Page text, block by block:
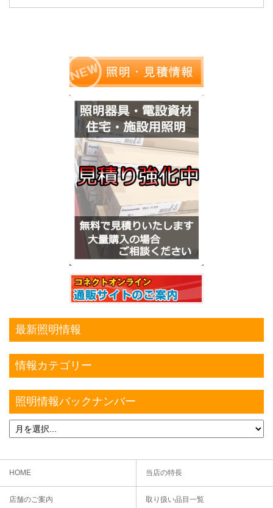
最新照明情報
情報カテゴリー
照明情報バックナンバー
HOME 当店の特長
店舗のご案内 取り扱い品目一覧